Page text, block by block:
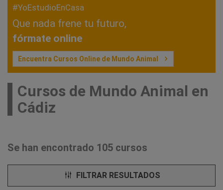
#YoEstudioEnCasa
Que nada frene tu futuro,
fórmate online
Encuentra Cursos Online de Mundo Animal
Cursos de Mundo Animal en
Cádiz
Se han encontrado 105 cursos
FILTRAR RESULTADOS